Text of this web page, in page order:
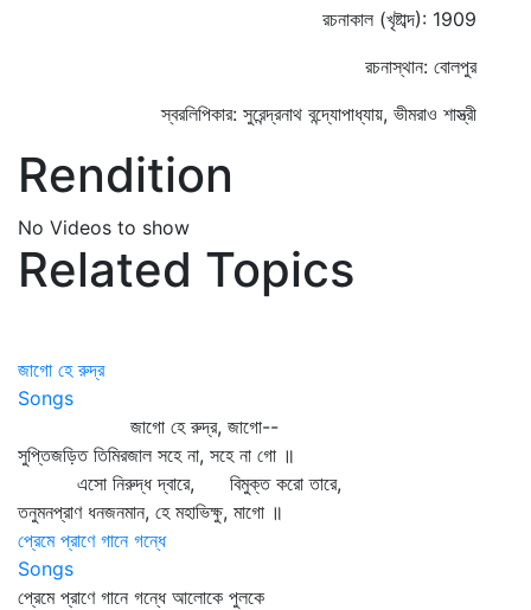
রচনাকাল (খৃষ্টাব্দ): 1909
রচনাস্থান: বোলপুর
স্বরলিপিকার: সুরেন্দ্রনাথ বন্দ্যোপাধ্যায়, ভীমরাও শাস্ত্রী
Rendition
No Videos to show
Related Topics
জাগো হে রুদ্র
Songs
জাগো হে রুদ্র, জাগো--
সুপ্তিজড়িত তিমিরজাল সহে না, সহে না গো ॥
এসো নিরুদ্ধ দ্বারে, বিমুক্ত করো তারে,
তনুমনপ্রাণ ধনজনমান, হে মহাভিক্ষু, মাগো ॥
প্রেমে প্রাণে গানে গন্ধে
Songs
প্রেমে প্রাণে গানে গন্ধে আলোকে পুলকে